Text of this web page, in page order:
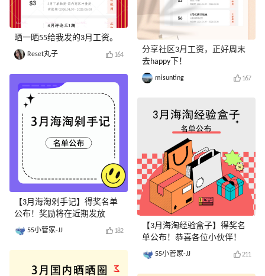
晒一晒55给我发的3月工资。
Reset丸子 164
【3月海淘剁手记】得奖名单
公布！奖励将在近期发放
55小管家-JJ 182
分享社区3月工资，正好周末
去happy下！
misunting 167
【3月海淘经验盒子】得奖名
单公布！恭喜各位小伙伴！
55小管家-JJ 211